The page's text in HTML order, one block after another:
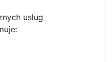
usług